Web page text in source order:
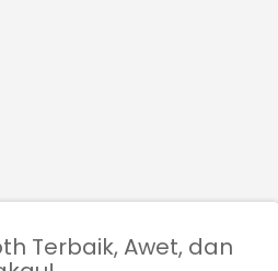
Terbaik, Awet, dan